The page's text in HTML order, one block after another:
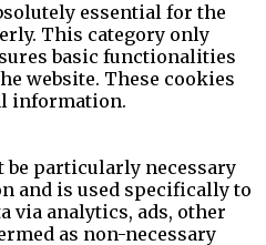
essential for the
This category only
basic functionalities
website. These cookies
information.
be particularly necessary
and is used specifically to
via analytics, ads, other
as non-necessary